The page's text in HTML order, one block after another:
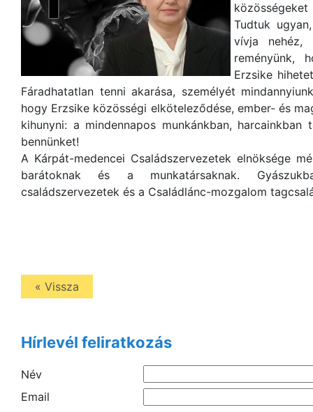
Tudtuk
vívja nehéz,
reményünk,
Erzsike
Fáradhatatlan tenni akarása, személyét
hogy Erzsike közösségi elköteleződése, ember- és
kihunyni: a mindennapos munkánkban,
bennünket!
A Kárpát-medencei Családszervezetek elnöksége
barátoknak és a munkatársaknak.
családszervezetek és a Családlánc-mozgalom
« Vissza
Hírlevél feliratkozás
Név
Email